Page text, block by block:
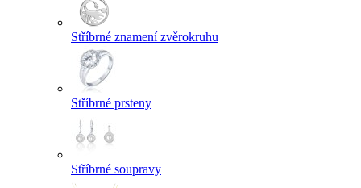
Stříbrné znamení zvěrokruhu
Stříbrné prsteny
Stříbrné soupravy